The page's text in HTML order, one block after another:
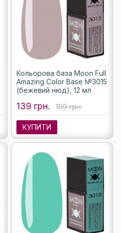
Кольорова база Moon Full
Amazing Color Base №3015
(бежевий нюд), 12 мл
139 грн. 199 грн.
КУПИТИ